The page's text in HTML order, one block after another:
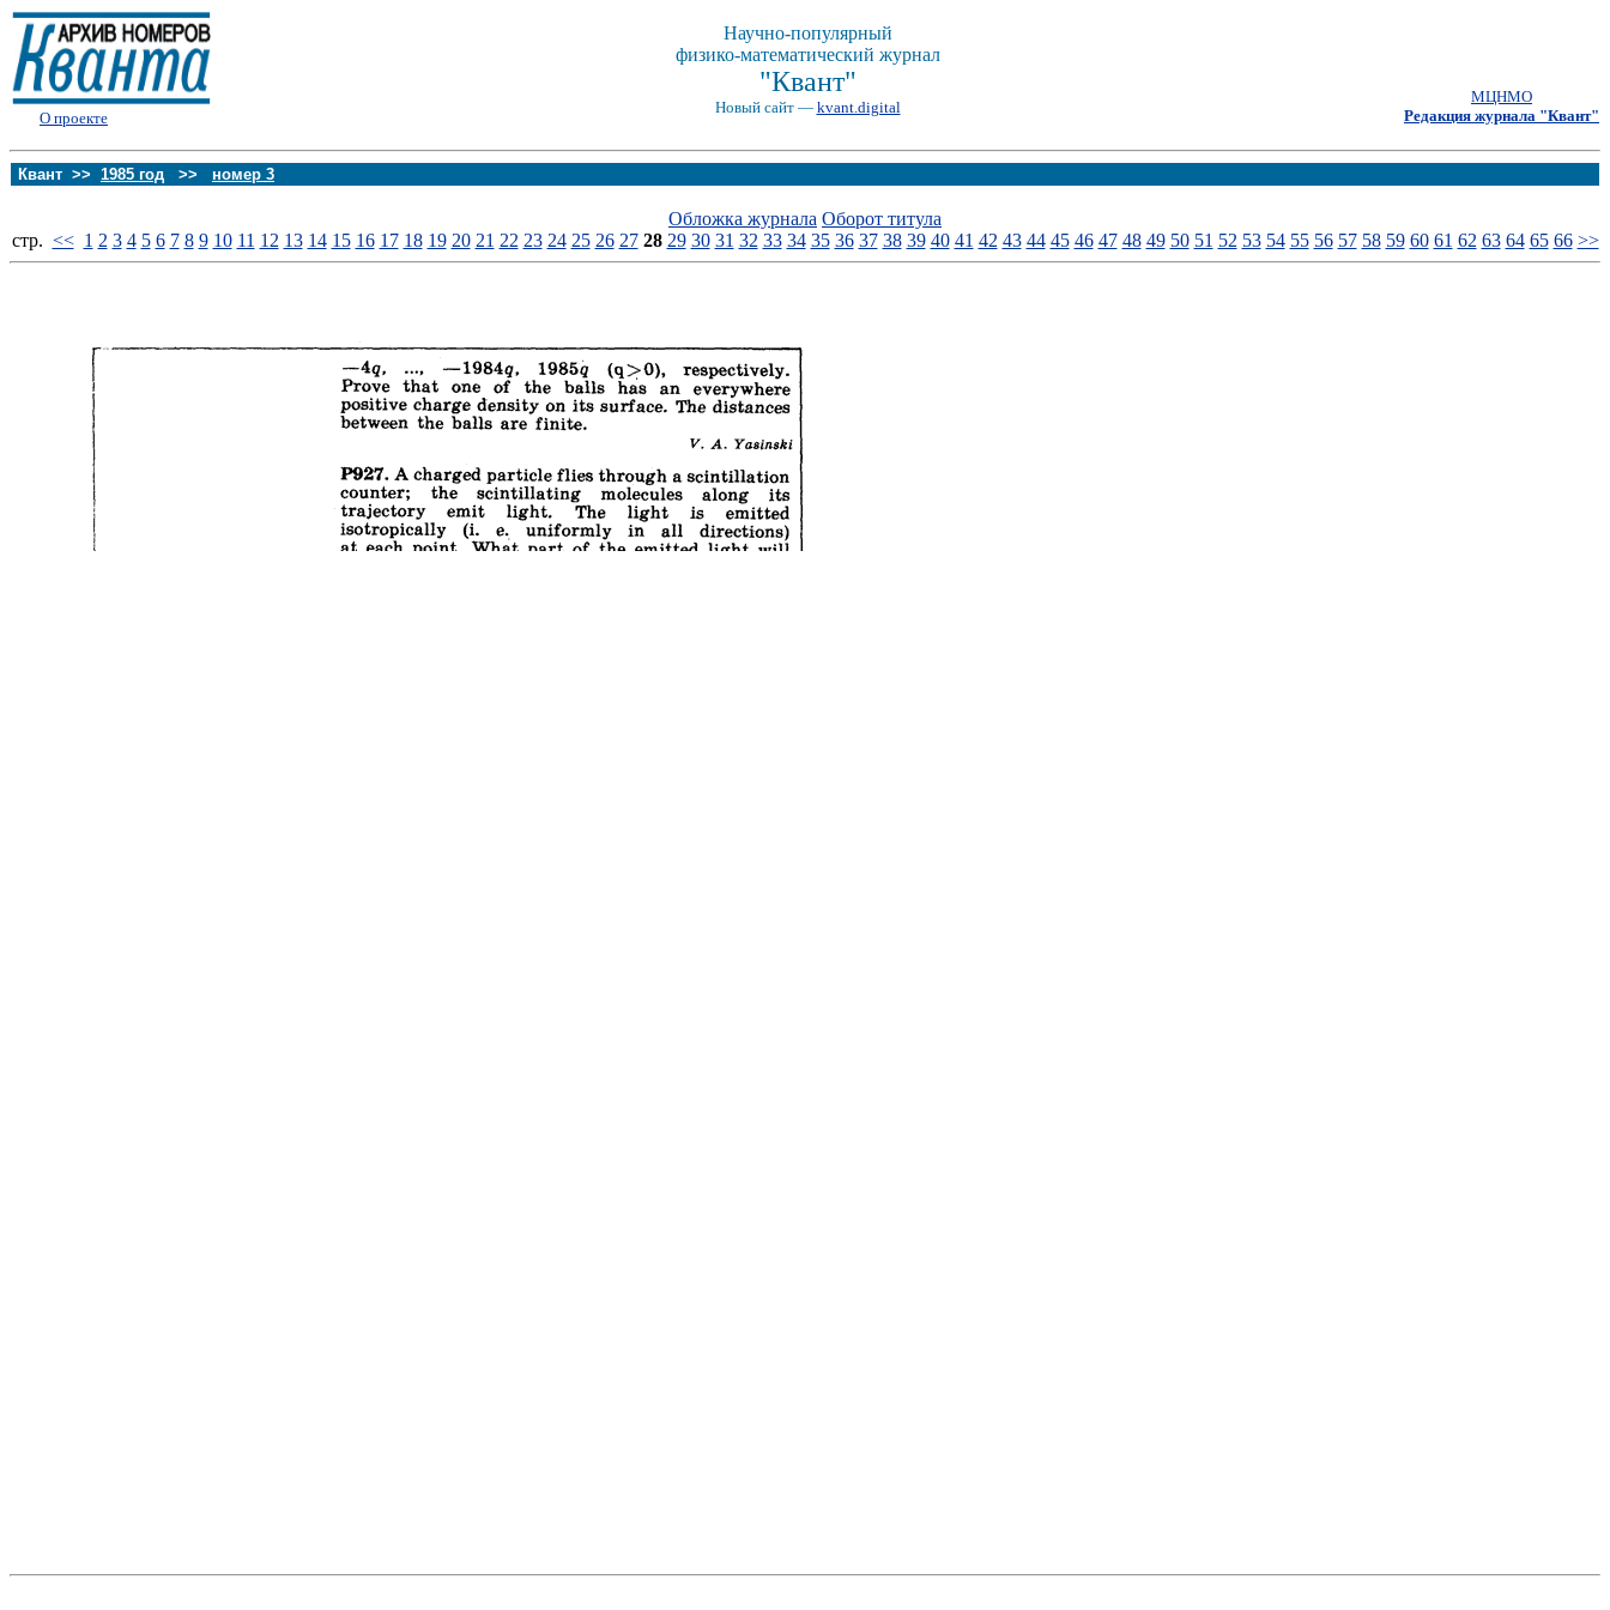
О проекте
Научно-популярный
физико-математический журнал
"Квант"
Новый сайт — kvant.digital
МЦНМО
Редакция журнала "Квант"
Квант >> 1985 год >> номер 3
Обложка журнала Оборот титула
стp. << 1 2 3 4 5 6 7 8 9 10 11 12 13 14 15 16 17 18 19 20 21 22 23 24 25 26 27 28 29 30 31 32 33 34 35 36 37 38 39 40 41 42 43 44 45 46 47 48 49 50 51 52 53 54 55 56 57 58 59 60 61 62 63 64 65 66 >>